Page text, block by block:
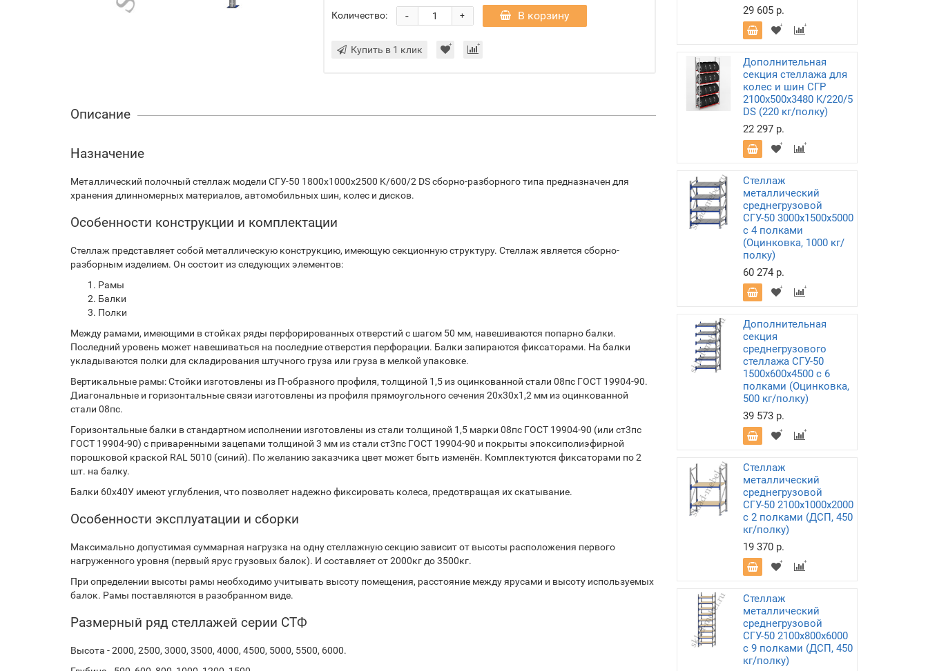
Количество: +
- В корзину
Купить в 1 клик
Описание
Назначение
Металлический полочный стеллаж модели СГУ-50 1800х1000х2500 K/600/2 DS сборно-разборного типа предназначен для
хранения длинномерных материалов, автомобильных шин, колес и дисков.
Особенности конструкции и комплектации
Стеллаж представляет собой металлическую конструкцию, имеющую секционную структуру. Стеллаж является сборно-
разборным изделием. Он состоит из следующих элементов:
Рамы
Балки
Полки
Между рамами, имеющими в стойках ряды перфорированных отверстий с шагом 50 мм, навешиваются попарно балки.
Последний уровень может навешиваться на последние отверстия перфорации. Балки запираются фиксаторами. На балки
укладываются полки для складирования штучного груза или груза в мелкой упаковке.
Вертикальные рамы: Стойки изготовлены из П-образного профиля, толщиной 1,5 из оцинкованной стали 08пс ГОСТ 19904-90.
Диагональные и горизонтальные связи изготовлены из профиля прямоугольного сечения 20х30х1,2 мм из оцинкованной
стали 08пс.
Горизонтальные балки в стандартном исполнении изготовлены из стали толщиной 1,5 марки 08пс ГОСТ 19904-90 (или ст3пс
ГОСТ 19904-90) с приваренными зацепами толщиной 3 мм из стали ст3пс ГОСТ 19904-90 и покрыты эпоксиполиэфирной
порошковой краской RAL 5010 (синий). По желанию заказчика цвет может быть изменён. Комплектуются фиксаторами по 2
шт. на балку.
Балки 60х40У имеют углубления, что позволяет надежно фиксировать колеса, предотвращая их скатывание.
Особенности эксплуатации и сборки
Максимально допустимая суммарная нагрузка на одну стеллажную секцию зависит от высоты расположения первого
нагруженного уровня (первый ярус грузовых балок). И составляет от 2000кг до 3500кг.
При определении высоты рамы необходимо учитывать высоту помещения, расстояние между ярусами и высоту используемых
балок. Рамы поставляются в разобранном виде.
Размерный ряд стеллажей серии СТФ
Высота - 2000, 2500, 3000, 3500, 4000, 4500, 5000, 5500, 6000.
29 605 р.
Дополнительная
секция стеллажа для
колес и шин СГР
2100х500х3480 K/220/5
DS (220 кг/полку)
22 297 р.
Стеллаж
металлический
среднегрузовой
СГУ-50 3000х1500х5000
с 4 полками
(Оцинковка, 1000 кг/
полку)
60 274 р.
Дополнительная
секция
среднегрузового
стеллажа СГУ-50
1500х600х4500 с 6
полками (Оцинковка,
500 кг/полку)
39 573 р.
Стеллаж
металлический
среднегрузовой
СГУ-50 2100х1000х2000
с 2 полками (ДСП, 450
кг/полку)
19 370 р.
Стеллаж
металлический
среднегрузовой
СГУ-50 2100х800х6000
с 9 полками (ДСП, 450
кг/полку)